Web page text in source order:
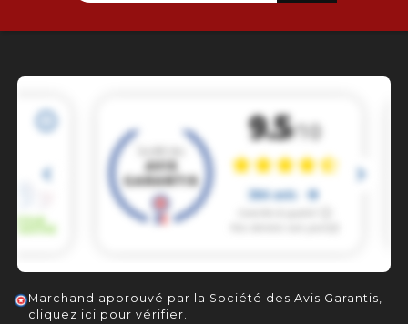
Marchand approuvé par la Société des Avis Garantis,
cliquez ici pour vérifier.